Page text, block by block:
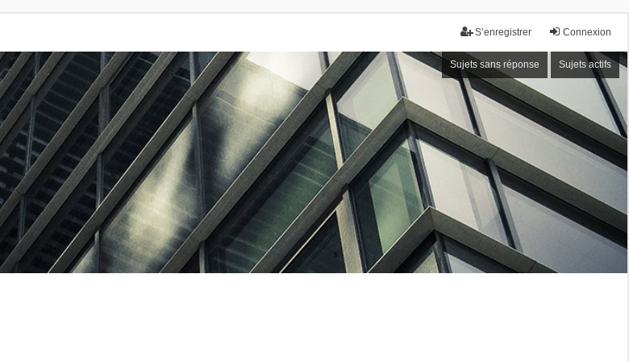
Connexion
S’enregistrer
Sujets sans réponse Sujets actifs